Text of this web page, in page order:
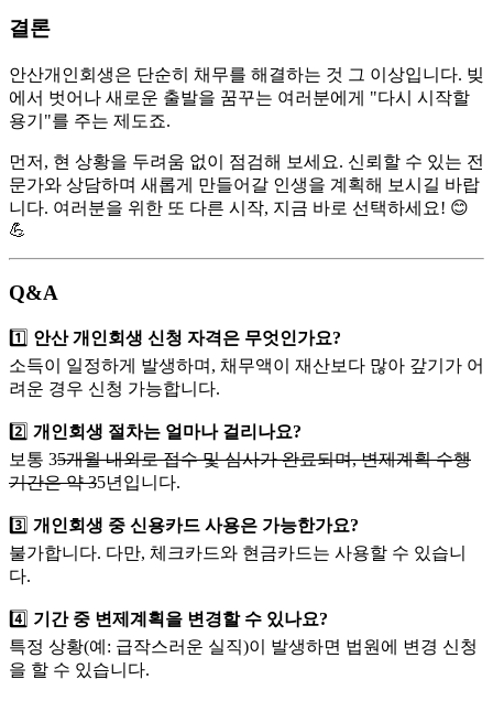
결론
안산개인회생은 단순히 채무를 해결하는 것 그 이상입니다. 빚
에서 벗어나 새로운 출발을 꿈꾸는 여러분에게 "다시 시작할
용기"를 주는 제도죠.
먼저, 현 상황을 두려움 없이 점검해 보세요. 신뢰할 수 있는 전
문가와 상담하며 새롭게 만들어갈 인생을 계획해 보시길 바랍
니다. 여러분을 위한 또 다른 시작, 지금 바로 선택하세요! 😊
💪
Q&A
1️⃣ 안산 개인회생 신청 자격은 무엇인가요?
소득이 일정하게 발생하며, 채무액이 재산보다 많아 갚기가 어
려운 경우 신청 가능합니다.
2️⃣ 개인회생 절차는 얼마나 걸리나요?
보통 35개월 내외로 접수 및 심사가 완료되며, 변제계획 수행
기간은 약 35년입니다.
3️⃣ 개인회생 중 신용카드 사용은 가능한가요?
불가합니다. 다만, 체크카드와 현금카드는 사용할 수 있습니
다.
4️⃣ 기간 중 변제계획을 변경할 수 있나요?
특정 상황(예: 급작스러운 실직)이 발생하면 법원에 변경 신청
을 할 수 있습니다.